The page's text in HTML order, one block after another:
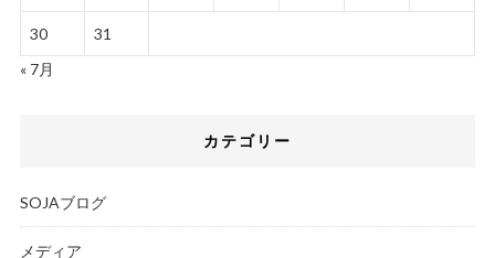
30
31
« 7月
カテゴリー
SOJAブログ
メディア